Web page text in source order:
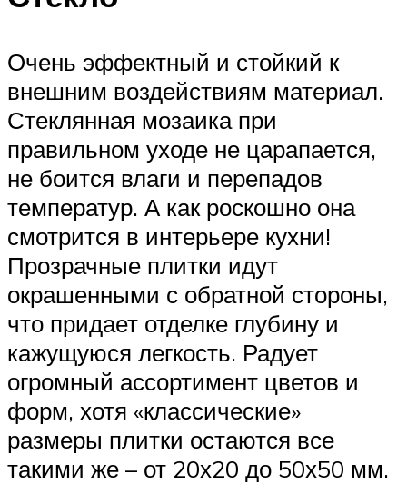
Очень эффектный и стойкий к
внешним воздействиям материал.
Стеклянная мозаика при
правильном уходе не царапается,
не боится влаги и перепадов
температур. А как роскошно она
смотрится в интерьере кухни!
Прозрачные плитки идут
окрашенными с обратной стороны,
что придает отделке глубину и
кажущуюся легкость. Радует
огромный ассортимент цветов и
форм, хотя «классические»
размеры плитки остаются все
такими же – от 20х20 до 50х50 мм.